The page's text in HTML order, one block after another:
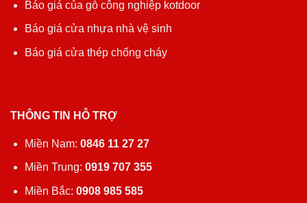
Báo giá của gỗ công nghiệp kotdoor
Báo giá cửa nhựa nhà vệ sinh
Báo giá cửa thép chống cháy
THÔNG TIN HỖ TRỢ
Miền Nam: 0846 11 27 27
Miền Trung: 0919 707 355
Miền Bắc: 0908 985 585